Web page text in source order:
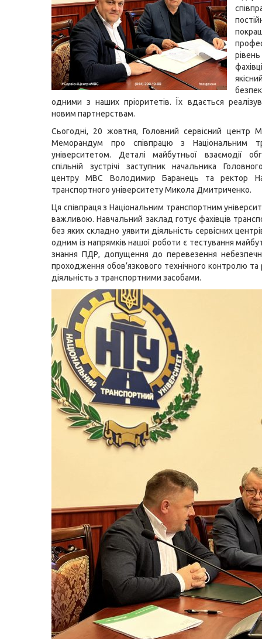
одними з наших пріоритетів. Їх вдається
новим партнерствам.
Сьогодні, 20 жовтня, Головний сервісний центр
Меморандум про співпрацю з Національним
університетом. Деталі майбутньої взаємодії
спільній зустрічі заступник начальника
центру МВС Володимир Баранець та ректор
транспортного університету Микола Дмитриченко.
Ця співпраця з Національним транспортним
важливою. Навчальний заклад готує фахівців
без яких складно уявити діяльність сервісних
одним із напрямків нашої роботи є тестування
знання ПДР, допущення до перевезення
проходження обов’язкового технічного контролю та
діяльність з транспортними засобами.